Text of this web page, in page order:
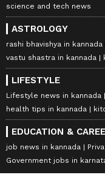
science and tech news
ASTROLOGY
rashi bhavishya in kannada
vastu shastra in kannada
LIFESTYLE
Lifestyle news in kannada
health tips in kannada
EDUCATION &
job news in kannada
Government jobs in